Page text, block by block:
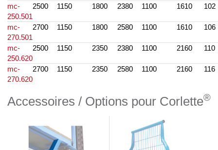
mc-
250.501
2500 1150 1800 2380 1100 1610 102
mc-
270.501
2700 1150 1800 2580 1100 1610 106
mc-
250.620
2500 1150 2350 2380 1100 2160 110
mc-
270.620
2700 1150 2350 2580 1100 2160 116
Accessoires / Options pour Corlette®